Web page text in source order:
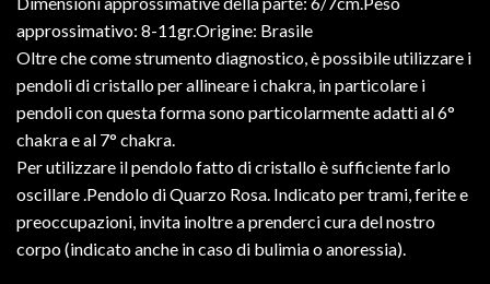
approssimativo: 8-11gr.Origine: Brasile
Oltre che come strumento diagnostico, è possibile utilizzare i
pendoli di cristallo per allineare i chakra, in particolare i
pendoli con questa forma sono particolarmente adatti al 6°
chakra e al 7° chakra.
Per utilizzare il pendolo fatto di cristallo è sufficiente farlo
oscillare .Pendolo di Quarzo Rosa. Indicato per trami, ferite e
preoccupazioni, invita inoltre a prenderci cura del nostro
corpo (indicato anche in caso di bulimia o anoressia).